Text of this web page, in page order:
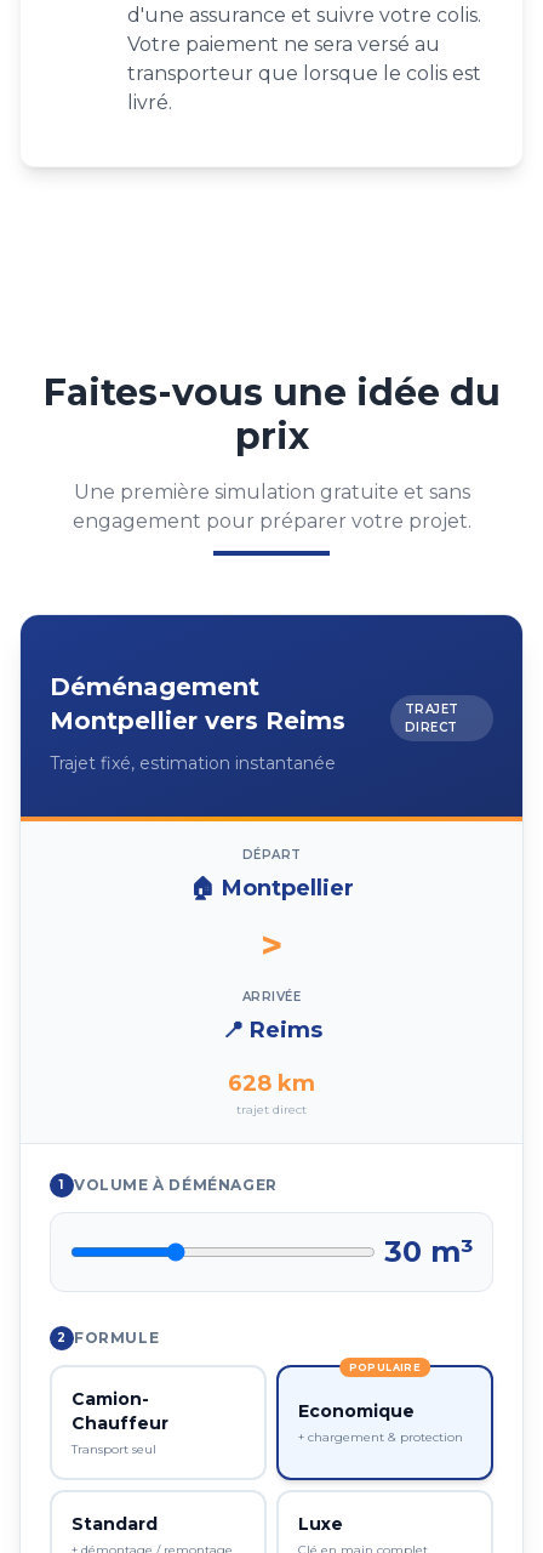
d'une assurance et suivre votre colis.
Votre paiement ne sera versé au
transporteur que lorsque le colis est
livré.
Faites-vous une idée du
prix
Une première simulation gratuite et sans
engagement pour préparer votre projet.
Déménagement
Montpellier vers Reims
Trajet fixé, estimation instantanée
TRAJET
DIRECT
DÉPART
🏠 Montpellier
>
ARRIVÉE
📍 Reims
628 km
trajet direct
1 VOLUME À DÉMÉNAGER
30 m³
2 FORMULE
Camion-
Chauffeur
Transport seul
POPULAIRE
Economique
+ chargement & protection
Standard
+ démontage / remontage
Luxe
Clé en main complet